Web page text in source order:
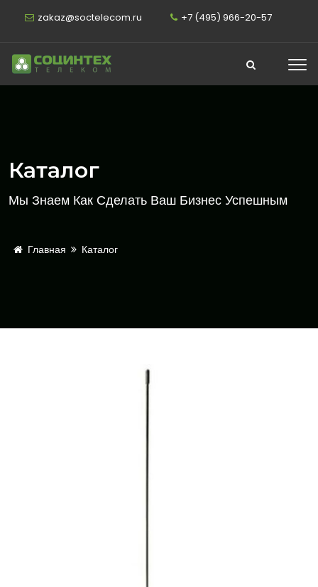
zakaz@soctelecom.ru +7 (495) 966-20-57
Каталог
Мы Знаем Как Сделать Ваш Бизнес Успешным
Главная Каталог